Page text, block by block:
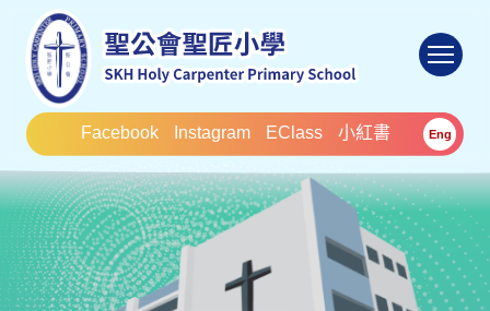
Facebook Instagram EClass 小紅書 Eng